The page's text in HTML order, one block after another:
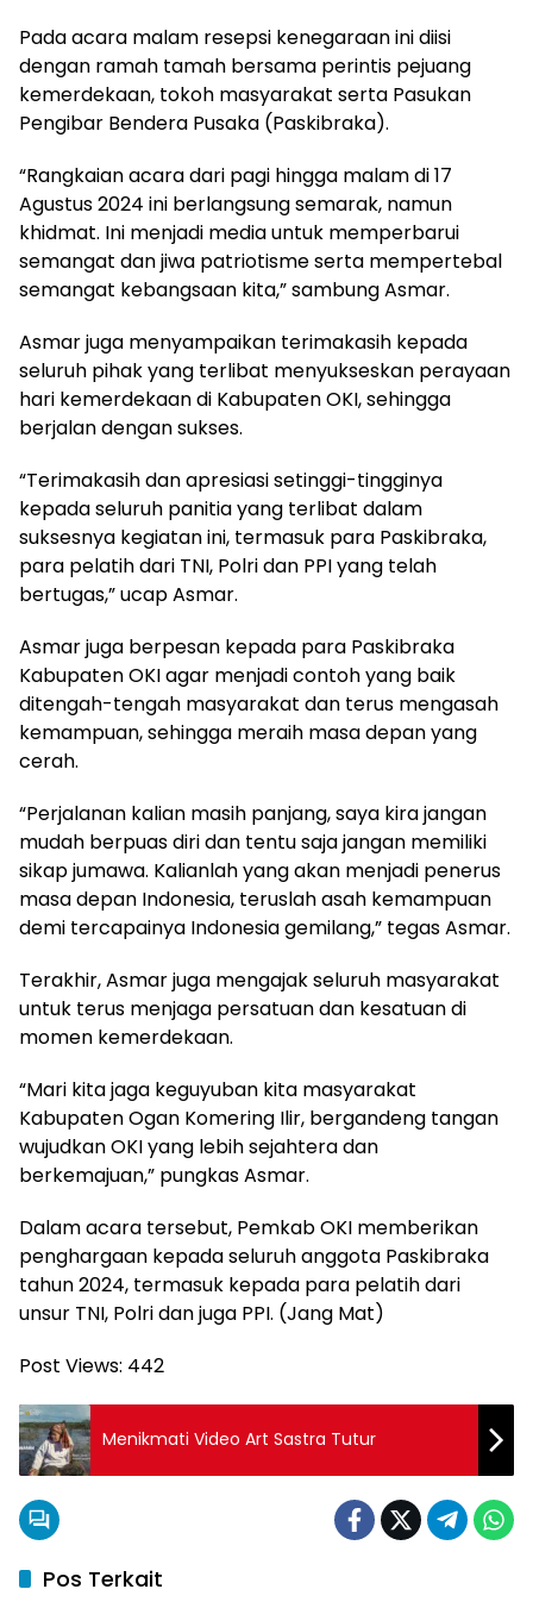
Pada acara malam resepsi kenegaraan ini diisi
dengan ramah tamah bersama perintis pejuang
kemerdekaan, tokoh masyarakat serta Pasukan
Pengibar Bendera Pusaka (Paskibraka).
“Rangkaian acara dari pagi hingga malam di 17
Agustus 2024 ini berlangsung semarak, namun
khidmat. Ini menjadi media untuk memperbarui
semangat dan jiwa patriotisme serta mempertebal
semangat kebangsaan kita,” sambung Asmar.
Asmar juga menyampaikan terimakasih kepada
seluruh pihak yang terlibat menyukseskan perayaan
hari kemerdekaan di Kabupaten OKI, sehingga
berjalan dengan sukses.
“Terimakasih dan apresiasi setinggi-tingginya
kepada seluruh panitia yang terlibat dalam
suksesnya kegiatan ini, termasuk para Paskibraka,
para pelatih dari TNI, Polri dan PPI yang telah
bertugas,” ucap Asmar.
Asmar juga berpesan kepada para Paskibraka
Kabupaten OKI agar menjadi contoh yang baik
ditengah-tengah masyarakat dan terus mengasah
kemampuan, sehingga meraih masa depan yang
cerah.
“Perjalanan kalian masih panjang, saya kira jangan
mudah berpuas diri dan tentu saja jangan memiliki
sikap jumawa. Kalianlah yang akan menjadi penerus
masa depan Indonesia, teruslah asah kemampuan
demi tercapainya Indonesia gemilang,” tegas Asmar.
Terakhir, Asmar juga mengajak seluruh masyarakat
untuk terus menjaga persatuan dan kesatuan di
momen kemerdekaan.
“Mari kita jaga keguyuban kita masyarakat
Kabupaten Ogan Komering Ilir, bergandeng tangan
wujudkan OKI yang lebih sejahtera dan
berkemajuan,” pungkas Asmar.
Dalam acara tersebut, Pemkab OKI memberikan
penghargaan kepada seluruh anggota Paskibraka
tahun 2024, termasuk kepada para pelatih dari
unsur TNI, Polri dan juga PPI. (Jang Mat)
Post Views: 442
Menikmati Video Art Sastra Tutur
Pos Terkait